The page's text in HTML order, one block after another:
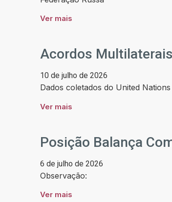
Ver mais
Acordos
10 de julho de 2026
Dados coletados do United
Ver mais
Posição Balança
6 de julho de 2026
Observação:
Ver mais